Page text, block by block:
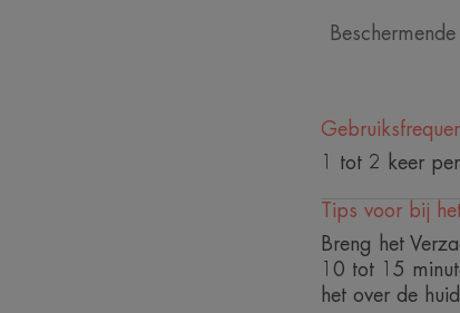
1 tot 2 keer
Tips voor bij
Breng het
10 tot 15
het over de